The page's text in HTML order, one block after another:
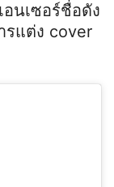
นเซอร์ชื่อดัง
รแต่ง cover